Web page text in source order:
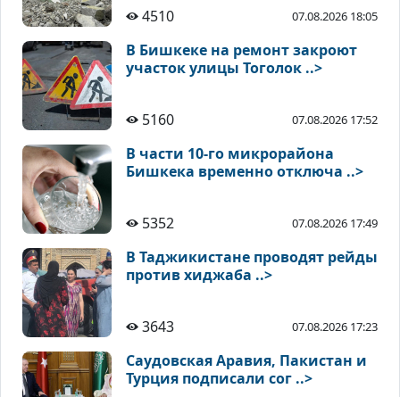
4510 07.08.2026 18:05
В Бишкеке на ремонт закроют
участок улицы Тоголок ..>
5160 07.08.2026 17:52
В части 10-го микрорайона
Бишкека временно отключа ..>
5352 07.08.2026 17:49
В Таджикистане проводят рейды
против хиджаба ..>
3643 07.08.2026 17:23
Саудовская Аравия, Пакистан и
Турция подписали сог ..>